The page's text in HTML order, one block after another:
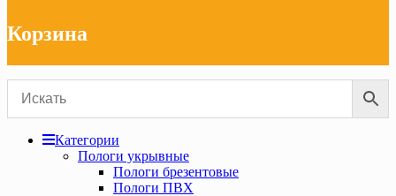
Корзина
Категории
Пологи укрывные
Пологи брезентовые
Пологи ПВХ